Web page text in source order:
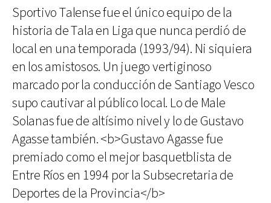
Sportivo Talense fue el único equipo de la
historia de Tala en Liga que nunca perdió de
local en una temporada (1993/94). Ni siquiera
en los amistosos. Un juego vertiginoso
marcado por la conducción de Santiago Vesco
supo cautivar al público local. Lo de Male
Solanas fue de altísimo nivel y lo de Gustavo
Agasse también. <b>Gustavo Agasse fue
premiado como el mejor basquetblista de
Entre Ríos en 1994 por la Subsecretaria de
Deportes de la Provincia</b>